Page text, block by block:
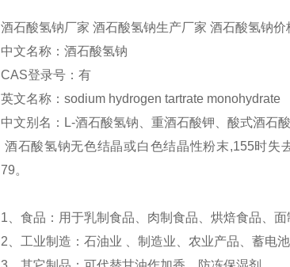
酒石酸氢钠厂家 酒石酸氢钠生产厂家 酒石酸氢钠价
中文名称：酒石酸氢钠
CAS登录号：有
英文名称：sodium hydrogen tartrate monohydrate
中文别名：L-酒石酸氢钠、重酒石酸钾、酸式酒石
酒石酸氢钠无色结晶或白色结晶性粉末,155时失
79。
1、食品：用于乳制食品、肉制食品、烘焙食品、面
2、工业制造：石油业 、制造业、农业产品、蓄电池